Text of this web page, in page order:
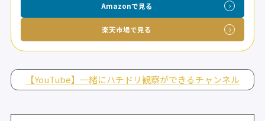
Amazonで見る
楽天市場で見る
【YouTube】一緒にハチドリ観察ができるチャンネル